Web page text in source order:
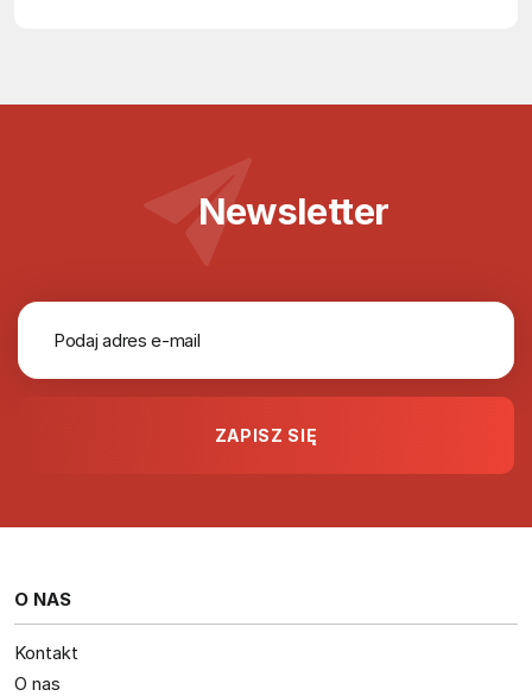
Newsletter
O NAS
Kontakt
O nas